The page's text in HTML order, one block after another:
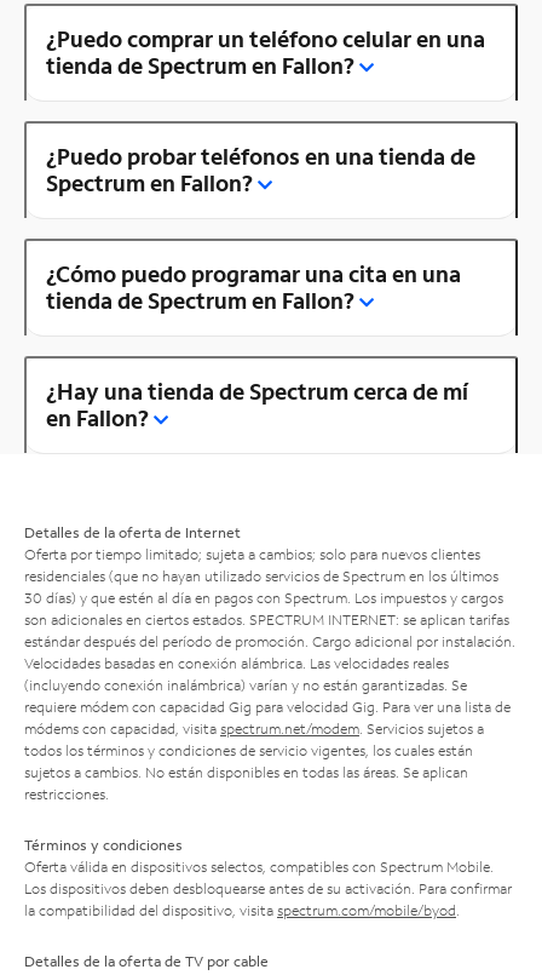
¿Puedo comprar un teléfono celular en una
tienda de Spectrum en Fallon?
¿Puedo probar teléfonos en una tienda de
Spectrum en Fallon?
¿Cómo puedo programar una cita en una
tienda de Spectrum en Fallon?
¿Hay una tienda de Spectrum cerca de mí
en Fallon?
Detalles de la oferta de Internet
Oferta por tiempo limitado; sujeta a cambios; solo para nuevos clientes
residenciales (que no hayan utilizado servicios de Spectrum en los últimos
30 días) y que estén al día en pagos con Spectrum. Los impuestos y cargos
son adicionales en ciertos estados. SPECTRUM INTERNET: se aplican tarifas
estándar después del período de promoción. Cargo adicional por instalación.
Velocidades basadas en conexión alámbrica. Las velocidades reales
(incluyendo conexión inalámbrica) varían y no están garantizadas. Se
requiere módem con capacidad Gig para velocidad Gig. Para ver una lista de
módems con capacidad, visita spectrum.net/modem . Servicios sujetos a
todos los términos y condiciones de servicio vigentes, los cuales están
sujetos a cambios. No están disponibles en todas las áreas. Se aplican
restricciones.
Términos y condiciones
Oferta válida en dispositivos selectos, compatibles con Spectrum Mobile.
Los dispositivos deben desbloquearse antes de su activación. Para confirmar
la compatibilidad del dispositivo, visita spectrum.com/mobile/byod
Detalles de la oferta de TV por cable